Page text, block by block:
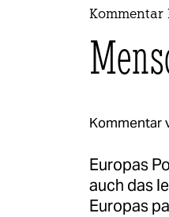
Kommentar
Kommentar
Europas
auch das
Europas